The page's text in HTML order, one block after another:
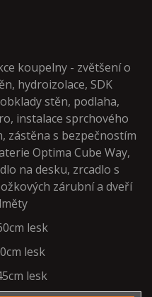
koupelny - zvětšení o
hydroizolace, SDK
stěn, podlaha,
instalace sprchového
zástěna s bezpečnostím
Optima Cube Way,
na desku, zrcadlo s
zárubní a dveří
lesk
lesk
lesk